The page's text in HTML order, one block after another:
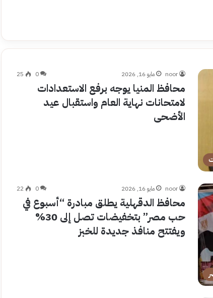
noor مايو 16, 2026 0
25
محافظ المنيا يوجه برفع الاستعدادات
لامتحانات نهاية العام واستقبال عيد
الأضحى
noor مايو 16, 2026 0
22
محافظ الدقهلية يطلق مبادرة “أسبوع في
حب مصر” بتخفيضات تصل إلى 30%
ويفتتح منافذ جديدة للخبز